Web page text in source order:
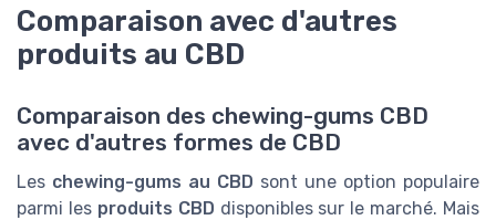
Comparaison avec d'autres
produits au CBD
Comparaison des chewing-gums CBD
avec d'autres formes de CBD
Les chewing-gums au CBD sont une option populaire
parmi les produits CBD disponibles sur le marché. Mais